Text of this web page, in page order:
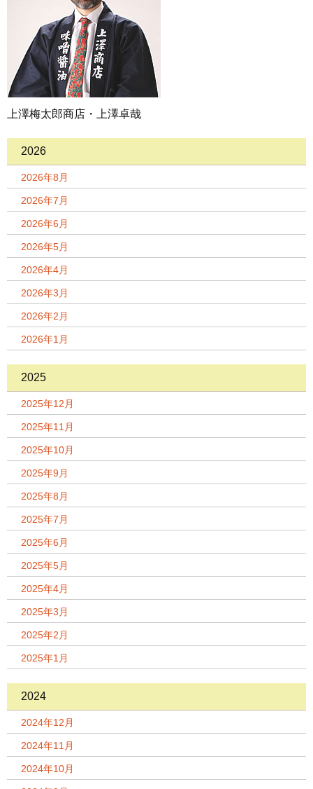
上澤梅太郎商店・上澤卓哉
2026
2026年8月
2026年7月
2026年6月
2026年5月
2026年4月
2026年3月
2026年2月
2026年1月
2025
2025年12月
2025年11月
2025年10月
2025年9月
2025年8月
2025年7月
2025年6月
2025年5月
2025年4月
2025年3月
2025年2月
2025年1月
2024
2024年12月
2024年11月
2024年10月